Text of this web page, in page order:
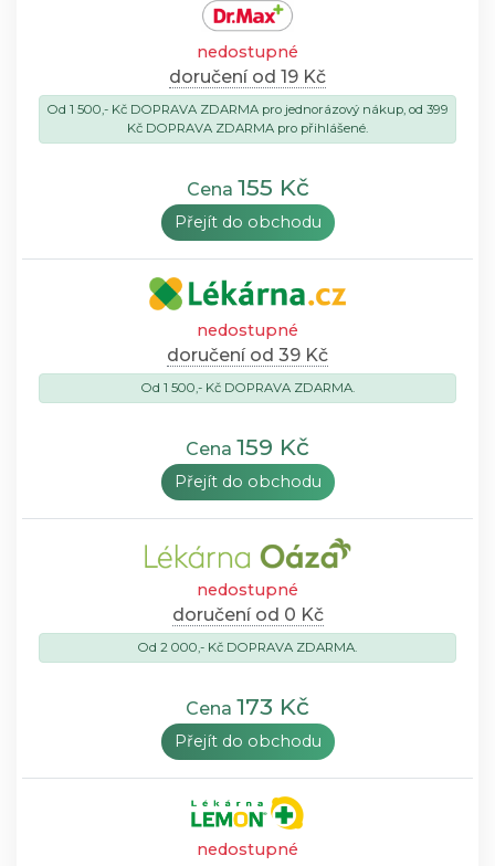
nedostupné
doručení od 19 Kč
Od 1 500,- Kč DOPRAVA ZDARMA pro jednorázový nákup, od 399
Kč DOPRAVA ZDARMA pro přihlášené.
Cena 155 Kč
Přejít do obchodu
nedostupné
doručení od 39 Kč
Od 1 500,- Kč DOPRAVA ZDARMA.
Cena 159 Kč
Přejít do obchodu
nedostupné
doručení od 0 Kč
Od 2 000,- Kč DOPRAVA ZDARMA.
Cena 173 Kč
Přejít do obchodu
nedostupné